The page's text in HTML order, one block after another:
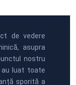
de vedere
asupra
nostru
au luat toate
sporită a